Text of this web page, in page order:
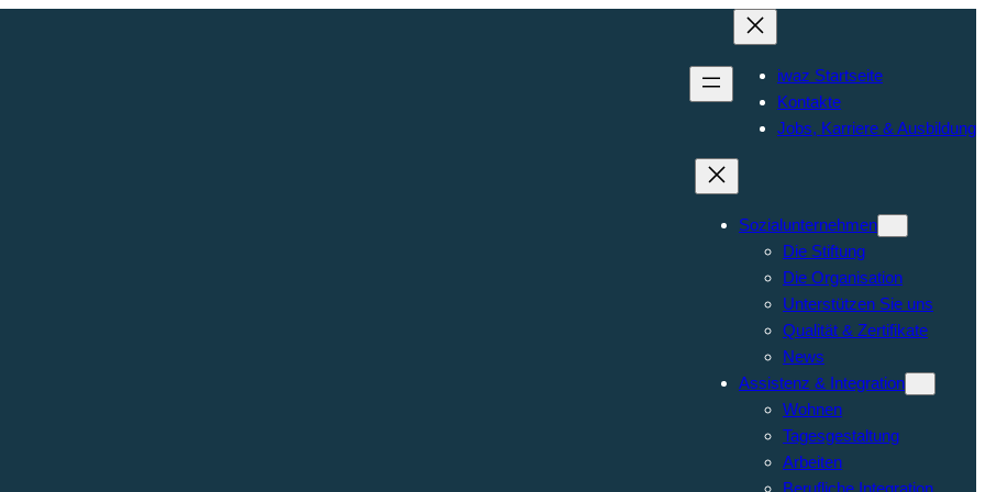
iwaz Startseite
Kontakte
Jobs, Karriere & Ausbildung
Sozialunternehmen
Die Stiftung
Die Organisation
Unterstützen Sie uns
Qualität & Zertifikate
News
Assistenz & Integration
Wohnen
Tagesgestaltung
Arbeiten
Berufliche Integration